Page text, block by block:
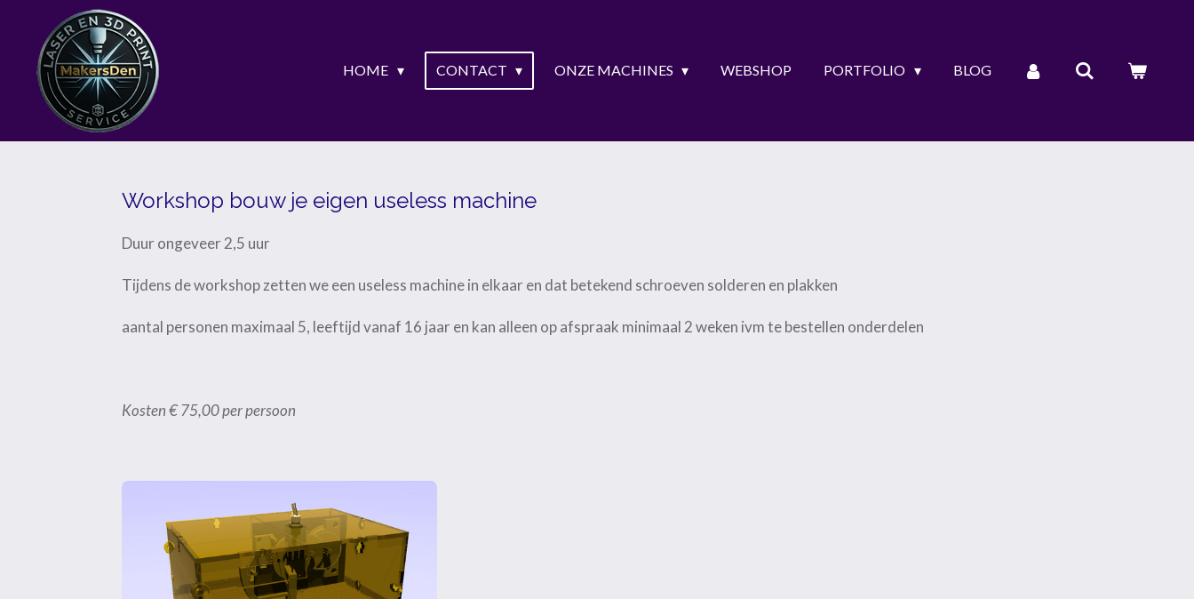
direct
naar
hoofdinhoud
HOME CONTACT ONZE MACHINES WEBSHOP PORTFOLIO BLOG
Workshop bouw je eigen useless machine
Duur ongeveer 2,5 uur
Tijdens de workshop zetten we een useless machine in elkaar en dat betekend schroeven solderen en plakken
aantal personen maximaal 5, leeftijd vanaf 16 jaar en kan alleen op afspraak minimaal 2 weken ivm te bestellen onderdelen
Kosten€ 75,00 per persoon